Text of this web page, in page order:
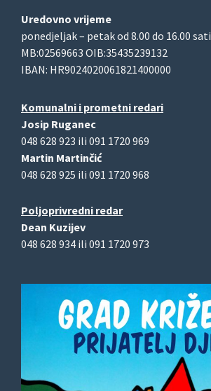
Uredovno vrijeme
ponedjeljak – petak od 8.00 do 16.00 sati
MB:02569663 OIB:35435239132
IBAN: HR9024020061821400000
Komunalni i prometni redari
Josip Ruganec
048 628 923 ili 091 1720 969
Martin Martinčić
048 628 925 ili 091 1720 968
Poljoprivredni redar
Dean Kuzijev
048 628 934 ili 091 1720 973